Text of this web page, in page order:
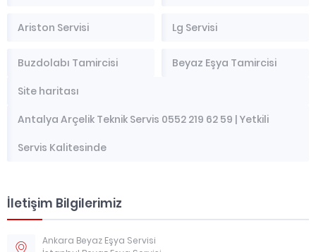
Ariston Servisi Lg Servisi
Buzdolabı Tamircisi
Beyaz Eşya Tamircisi
Site haritası
Antalya Arçelik Teknik Servis 0552 219 62 59 | Yetkili
Servis Kalitesinde
İletişim Bilgilerimiz
Ankara Beyaz Eşya Servisi